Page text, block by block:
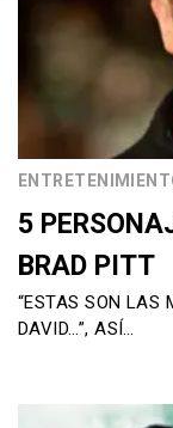
5
BRAD PITT
“ESTAS SON LAS
DAVID…”, ASÍ…